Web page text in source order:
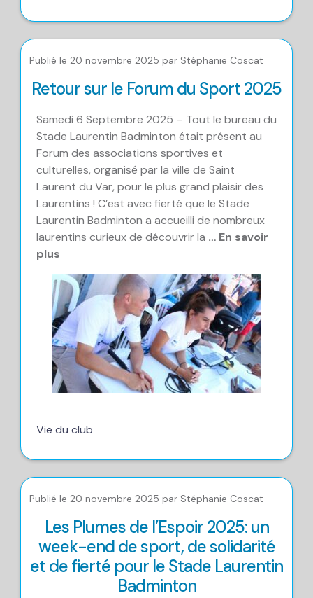
Publié le 20 novembre 2025 par Stéphanie Coscat
Retour sur le Forum du Sport 2025
Samedi 6 Septembre 2025 – Tout le bureau du
Stade Laurentin Badminton était présent au
Forum des associations sportives et
culturelles, organisé par la ville de Saint
Laurent du Var, pour le plus grand plaisir des
Laurentins ! C’est avec fierté que le Stade
Laurentin Badminton a accueilli de nombreux
laurentins curieux de découvrir la … En savoir
plus
Vie du club
Publié le 20 novembre 2025 par Stéphanie Coscat
Les Plumes de l’Espoir 2025: un
week-end de sport, de solidarité
et de fierté pour le Stade Laurentin
Badminton